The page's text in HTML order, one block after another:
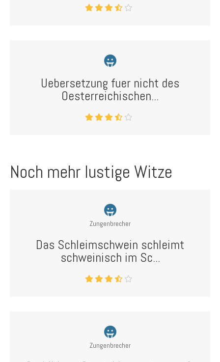
Uebersetzung fuer nicht des
Oesterreichischen...
Noch mehr lustige Witze
Zungenbrecher
Das Schleimschwein schleimt
schweinisch im Sc...
Zungenbrecher